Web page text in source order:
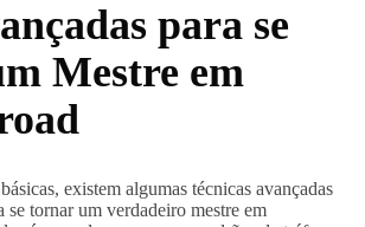
para se
Mestre em
existem algumas técnicas avançadas
se tornar um verdadeiro mestre em